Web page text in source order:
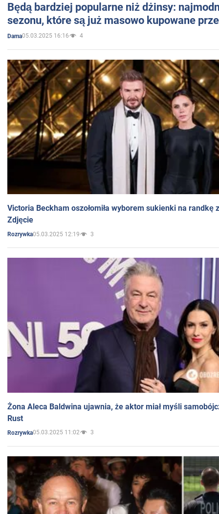
Będą bardziej popularne niż dżinsy:
sezonu, które są już masowo kupowane
Dama05.03.2025 16:16 4
Victoria Beckham oszołomiła wyborem sukienki na randkę
Zdjęcie
Rozrywka05.03.2025 12:19 3
Żona Aleca Baldwina ujawnia, że aktor miał myśli
Rust
Rozrywka05.03.2025 11:02 3